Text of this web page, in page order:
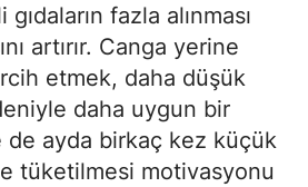
fazla alınması
artırır. Canga yerine
etmek, daha düşük
daha uygun bir
de ayda birkaç kez küçük
tüketilmesi motivasyonu